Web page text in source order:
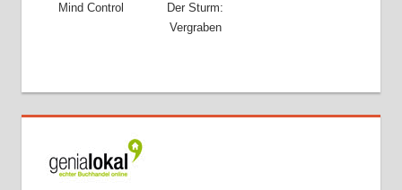
Mind Control
Der Sturm:
Vergraben